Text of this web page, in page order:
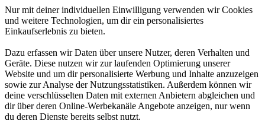
Nur mit deiner individuellen Einwilligung verwenden wir Cookies
und weitere Technologien, um dir ein personalisiertes
Einkaufserlebnis zu bieten.
Dazu erfassen wir Daten über unsere Nutzer, deren Verhalten und
Geräte. Diese nutzen wir zur laufenden Optimierung unserer
Website und um dir personalisierte Werbung und Inhalte anzuzeigen
sowie zur Analyse der Nutzungsstatistiken. Außerdem können wir
deine verschlüsselten Daten mit externen Anbietern abgleichen und
dir über deren Online-Werbekanäle Angebote anzeigen, nur wenn
du deren Dienste bereits selbst nutzt.